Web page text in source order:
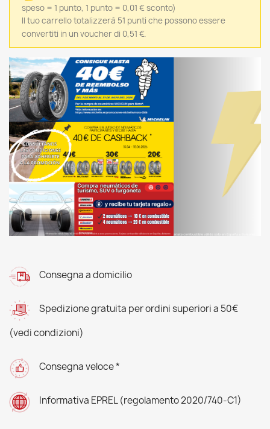
speso = 1 punto, 1 punto = 0,01 € sconto)
Il tuo carrello totalizzerà 51 punti che possono essere
convertiti in un voucher di 0,51 €.
Consegna a domicilio
Spedizione gratuita per ordini superiori a 50€
(vedi condizioni)
Consegna veloce *
Informativa EPREL (regolamento 2020/740-C1)